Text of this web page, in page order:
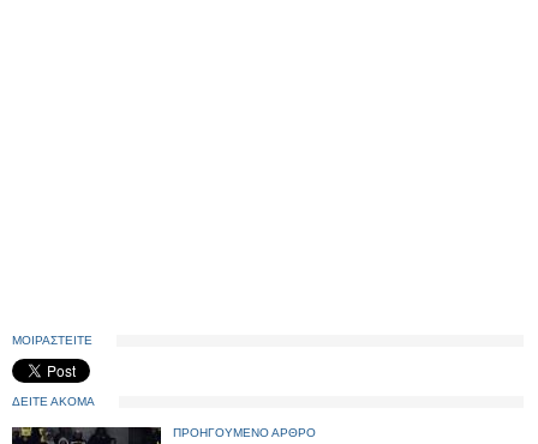
ΜΟΙΡΑΣΤΕΙΤΕ
ΔΕΙΤΕ ΑΚΟΜΑ
ΠΡΟΗΓΟΥΜΕΝΟ ΑΡΘΡΟ